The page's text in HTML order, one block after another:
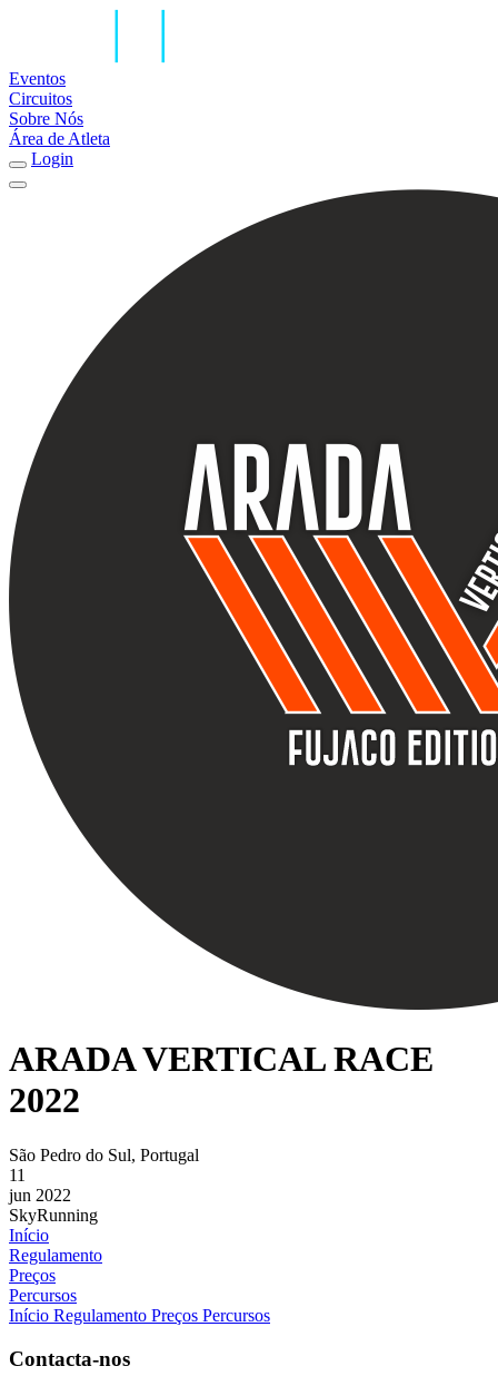
Eventos
Circuitos
Sobre Nós
Área de Atleta
Login
ARADA VERTICAL RACE
2022
São Pedro do Sul, Portugal
11
jun 2022
SkyRunning
Início
Regulamento
Preços
Percursos
Início Regulamento Preços Percursos
Contacta-nos